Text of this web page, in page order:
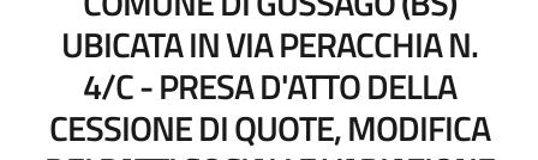
UBICATA IN VIA PERACCHIA N.
4/C - PRESA D'ATTO DELLA
CESSIONE DI QUOTE, MODIFICA